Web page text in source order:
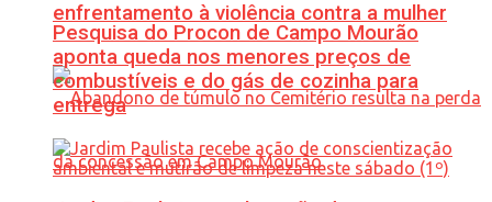
enfrentamento à violência contra a mulher
Pesquisa do Procon de Campo Mourão
aponta queda nos menores preços de
combustíveis e do gás de cozinha para
entrega